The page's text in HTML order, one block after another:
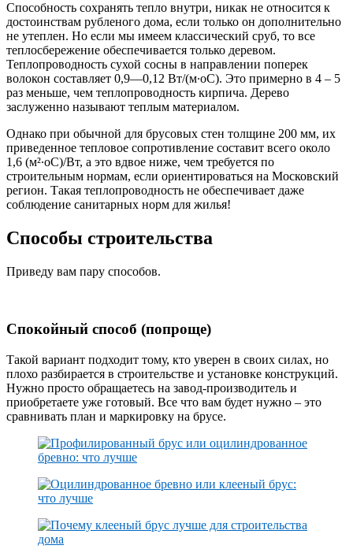
Способность сохранять тепло внутри, никак не относится к
достоинствам рубленого дома, если только он дополнительно
не утеплен. Но если мы имеем классический сруб, то все
теплосбережение обеспечивается только деревом.
Теплопроводность сухой сосны в направлении поперек
волокон составляет 0,9—0,12 Вт/(м∙оС). Это примерно в 4 – 5
раз меньше, чем теплопроводность кирпича. Дерево
заслуженно называют теплым материалом.
Однако при обычной для брусовых стен толщине 200 мм, их
приведенное тепловое сопротивление составит всего около
1,6 (м²∙оС)/Вт, а это вдвое ниже, чем требуется по
строительным нормам, если ориентироваться на Московский
регион. Такая теплопроводность не обеспечивает даже
соблюдение санитарных норм для жилья!
Способы строительства
Приведу вам пару способов.
Спокойный способ (попроще)
Такой вариант подходит тому, кто уверен в своих силах, но
плохо разбирается в строительстве и установке конструкций.
Нужно просто обращаетесь на завод-производитель и
приобретаете уже готовый. Все что вам будет нужно – это
сравнивать план и маркировку на брусе.